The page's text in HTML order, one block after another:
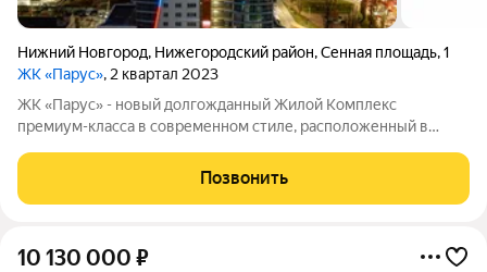
Нижний Новгород, Нижегородский район,Сенная площадь,1
ЖК «Парус», 2 квартал 2023
ЖК «Парус» - новый долгожданный Жилой Комплекс
премиум-класса в современном стиле, расположенный в
Амбициозный проект, будущая визитная карточка пл.Сенной.
Расположение удивительным образом отвечает всем
Позвонить
10 130 000 ₽